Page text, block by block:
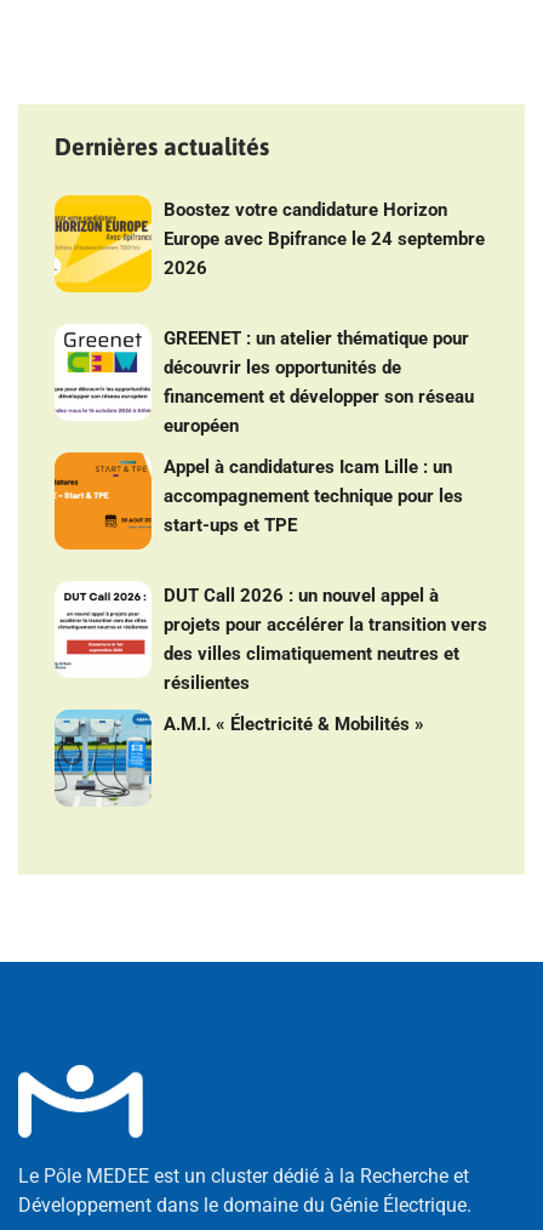
Dernières actualités
Boostez votre candidature Horizon
Europe avec Bpifrance le 24 septembre
2026
GREENET : un atelier thématique pour
découvrir les opportunités de
financement et développer son réseau
européen
Appel à candidatures Icam Lille : un
accompagnement technique pour les
start-ups et TPE
DUT Call 2026 : un nouvel appel à
projets pour accélérer la transition vers
des villes climatiquement neutres et
résilientes
A.M.I. « Électricité & Mobilités »
Le Pôle MEDEE est un cluster dédié à la Recherche et
Développement dans le domaine du Génie Électrique.